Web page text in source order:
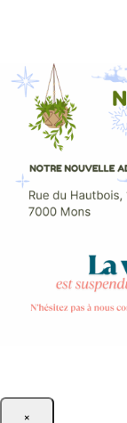
×